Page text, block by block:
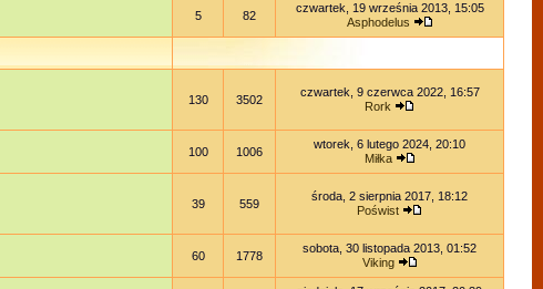
5 82
czwartek, 19 września 2013, 15:05
Asphodelus
130 3502
czwartek, 9 czerwca 2022, 16:57
Rork
100 1006
wtorek, 6 lutego 2024, 20:10
Miłka
39 559
środa, 2 sierpnia 2017, 18:12
Poświst
60 1778
sobota, 30 listopada 2013, 01:52
Viking